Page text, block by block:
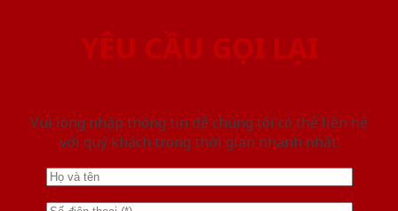
YÊU CẦU GỌI LẠI
Vui lòng nhập thông tin để chúng tôi có thể liên hệ
với quý khách trong thời gian nhanh nhất.